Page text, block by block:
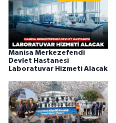
Manisa Merkezefendi
Devlet Hastanesi
Laboratuvar Hizmeti Alacak